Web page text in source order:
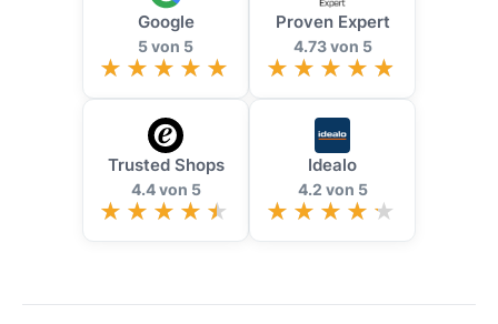
Google
5 von 5
Proven Expert
4.73 von 5
Trusted Shops
4.4 von 5
Idealo
4.2 von 5